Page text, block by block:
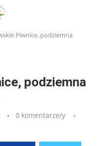
Piwnice, podziemna
podziemna
0 komentarze/y